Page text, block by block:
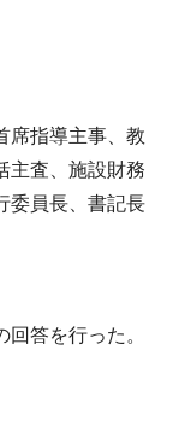
席指導主事、教
主査、施設財務
委員長、書記長
答を行った。